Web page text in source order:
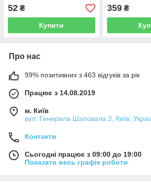
52 ₴
Купити
359₴
Про нас
99% позитивних з 463 відгуків за рік
Працює з 14.08.2019
м. Київ
вул. Генерала Шаповала 2, Київ,
Контакти
Сьогодні працює з 09:00 до 19:00
Показати весь графік роботи